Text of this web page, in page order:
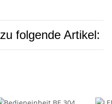
folgende Artikel: